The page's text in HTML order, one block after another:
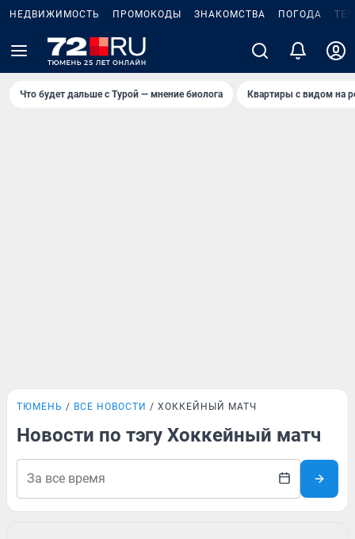
НЕДВИЖИМОСТЬ ПРОМОКОДЫ ЗНАКОМСТВА ПОГОДА
Что будет дальше с Турой — мнение биолога Квартиры с видом на
ТЮМЕНЬ ВСЕ НОВОСТИ ХОККЕЙНЫЙ МАТЧ
Новости по тэгу Хоккейный матч